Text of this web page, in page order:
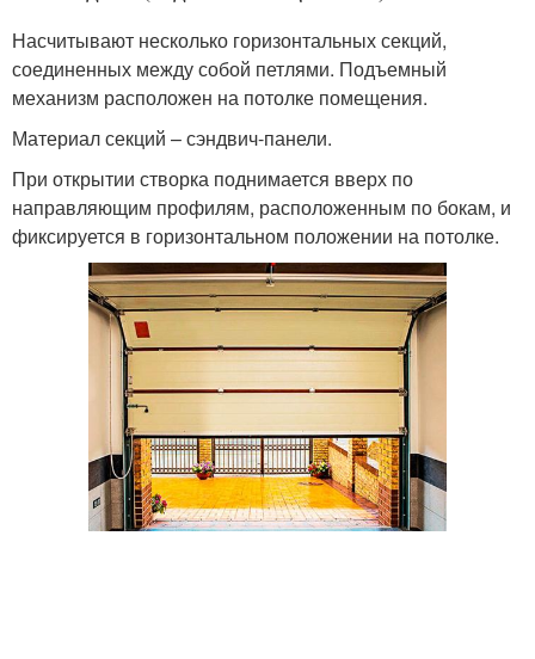
Насчитывают несколько горизонтальных секций,
соединенных между собой петлями. Подъемный
механизм расположен на потолке помещения.
Материал секций – сэндвич-панели.
При открытии створка поднимается вверх по
направляющим профилям, расположенным по бокам, и
фиксируется в горизонтальном положении на потолке.